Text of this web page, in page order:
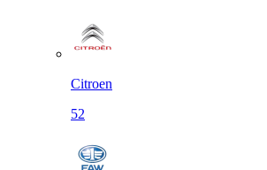
Citroen
52